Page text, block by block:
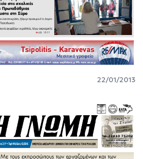
22/01/2013